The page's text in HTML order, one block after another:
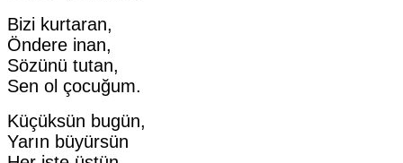
Bizi kurtaran,
Öndere inan,
Sözünü tutan,
Sen ol çocuğum.
Küçüksün bugün,
Yarın büyürsün